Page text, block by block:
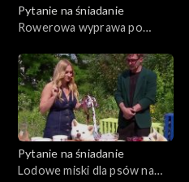
Pytanie na śniadanie
Rowerowa wyprawa po
Pytanie na śniadanie
Lodowe miski dla psów na